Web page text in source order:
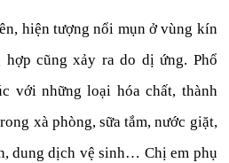
hiện tượng nổi mụn ở vùng kín
cũng xảy ra do dị ứng. Phổ
với những loại hóa chất, thành
xà phòng, sữa tắm, nước giặt,
dung dịch vệ sinh… Chị em phụ